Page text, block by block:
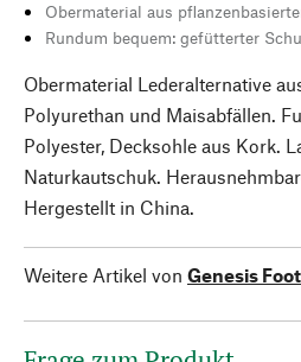
Obermaterial aus
Rundum bequem: gefütterter
Obermaterial Lederalternative
Polyurethan und Maisabfällen.
Polyester, Decksohle aus Kork.
Naturkautschuk.
Hergestellt in China.
Weitere Artikel von Genesis